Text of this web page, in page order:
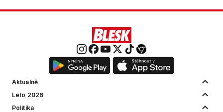
Aktuálně
Léto 2026
Politika